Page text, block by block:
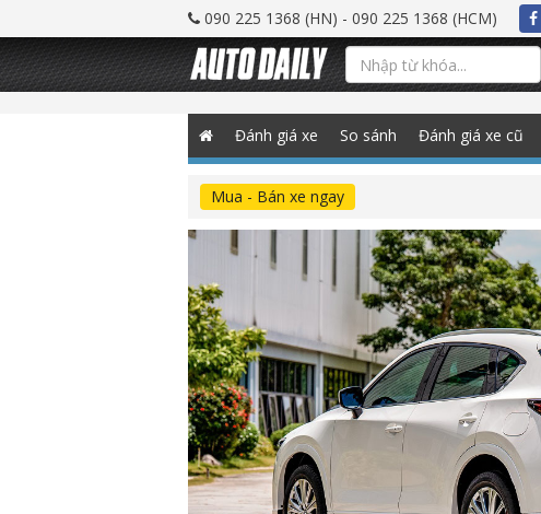
090 225 1368 (HN) - 090 225 1368 (HCM)
Đánh giá xe So sánh Đánh giá xe cũ
Mua - Bán xe ngay